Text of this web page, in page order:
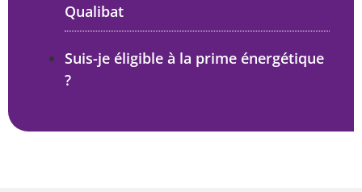
Qualibat
Suis-je éligible à la prime énergétique
?